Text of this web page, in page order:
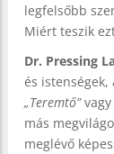
legfelsőbb
Miért teszik
Dr. Pressing
és istenségek,
„Teremtő”vagy
más
meglévő